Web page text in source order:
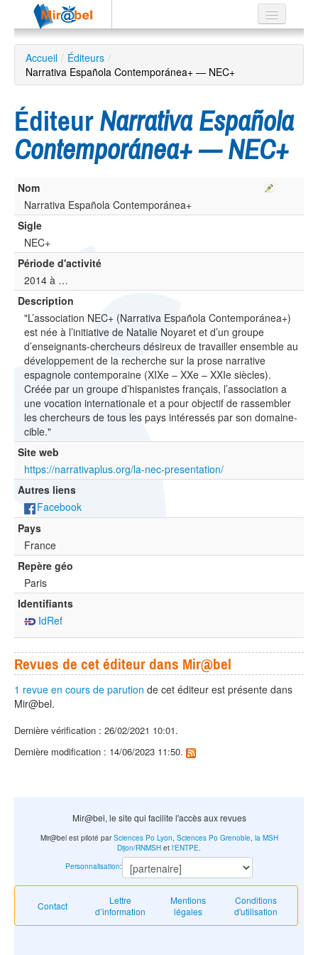
Le réseau
Soutien
avancée
EN
ES
?
Accueil / Éditeurs /
Narrativa Española Contemporánea+ — NEC+
Éditeur Narrativa Española
Contemporánea+ — NEC+
Nom
Narrativa Española Contemporánea+
Sigle
NEC+
Période d'activité
2014 à …
Description
"L’association NEC+ (Narrativa Española Contemporánea+)
est née à l’initiative de Natalie Noyaret et d’un groupe
d’enseignants-chercheurs désireux de travailler ensemble au
développement de la recherche sur la prose narrative
espagnole contemporaine (XIXe – XXe – XXIe siècles).
Créée par un groupe d’hispanistes français, l’association a
une vocation internationale et a pour objectif de rassembler
les chercheurs de tous les pays intéressés par son domaine-
cible."
Site web
https://narrativaplus.org/la-nec-presentation/
Autres liens
Facebook
Pays
France
Repère géo
Paris
Identifiants
IdRef
Revues de cet éditeur dans Mir@bel
1 revue en cours de parution de cet éditeur est présente dans
Mir@bel.
Dernière vérification : 26/02/2021 10:01.
Dernière modification : 14/06/2023 11:50.
Mir@bel, le site qui facilite l'accès aux revues
Contact
Lettre
d’information
Mentions
légales
Conditions
d'utilisation
Mir@bel est piloté parSciences Po Lyon Sciences Po Grenoble, la MSH
Dijon/RNMSH et l'ENTPE
Personnalisation: